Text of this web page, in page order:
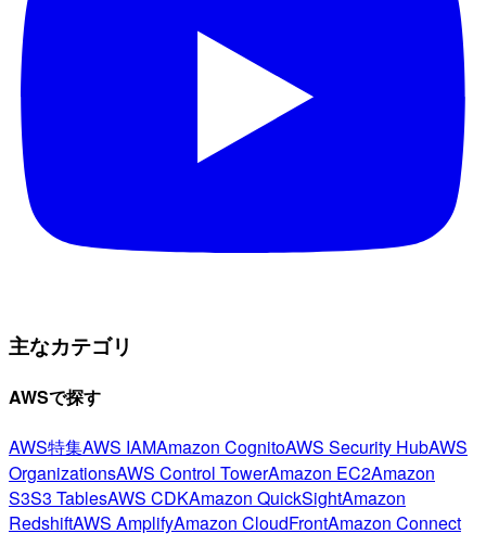
主なカテゴリ
AWSで探す
AWS特集AWS IAMAmazon CognitoAWS Security HubAWS
OrganizationsAWS Control TowerAmazon EC2Amazon
S3S3 TablesAWS CDKAmazon QuickSightAmazon
RedshiftAWS AmplifyAmazon CloudFrontAmazon Connect